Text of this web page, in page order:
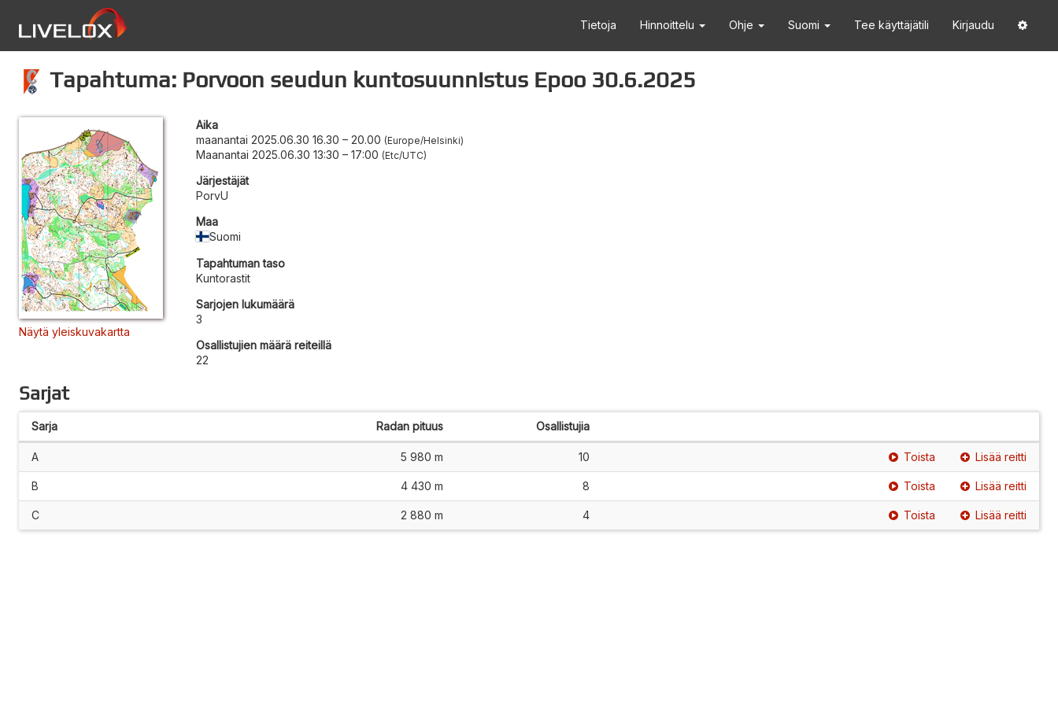
Tietoja Hinnoittelu Ohje Suomi Tee käyttäjätili Kirjaudu
Tapahtuma: Porvoon seudun kuntosuunnistus Epoo 30.6.2025
Näytä yleiskuvakartta
Aika
maanantai 2025.06.30 16.30 – 20.00 Europe/Helsinki
Maanantai 2025.06.30 13:30 – 17:00 Etc/UTC
Järjestäjät
PorvU
Maa
Suomi
Tapahtuman taso
Kuntorastit
Sarjojen lukumäärä
3
Osallistujien määrä reiteillä
22
Sarjat
Sarja Radan pituus Osallistujia
A 5 980 m 10 Toista Lisää reitti
B 4 430 m 8 Toista Lisää reitti
C 2 880 m 4 Toista Lisää reitti